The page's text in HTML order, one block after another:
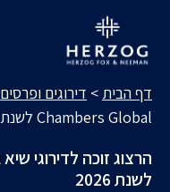
דף הבית > דירוגים ופרסים
Chambers Global לשנת 2026
לשנת 2026